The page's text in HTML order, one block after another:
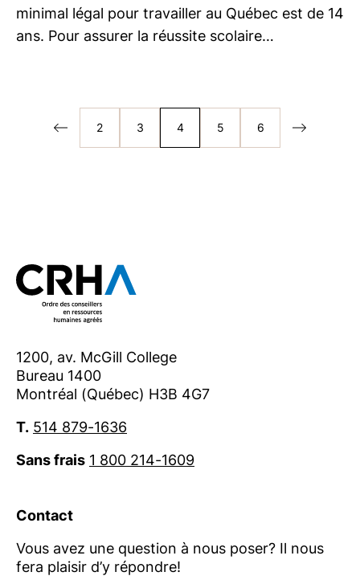
minimal légal pour travailler au Québec est de 14
ans. Pour assurer la réussite scolaire…
2 3 4 5 6
1200, av. McGill College
Bureau 1400
Montréal (Québec) H3B 4G7
T. 514 879-1636
Sans frais 1 800 214-1609
Contact
Vous avez une question à nous poser? Il nous
fera plaisir d’y répondre!